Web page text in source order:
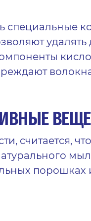
специальные
, считается,
порошках